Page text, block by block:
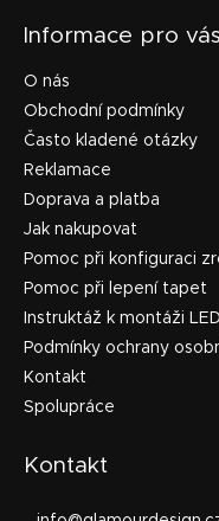
Informace pro vás
O nás
Obchodní podmínky
Často kladené otázky
Reklamace
Doprava a platba
Jak nakupovat
Pomoc při konfiguraci
Pomoc při lepení tapet
Instruktáž k montáži
Podmínky ochrany
Kontakt
Spolupráce
Kontakt